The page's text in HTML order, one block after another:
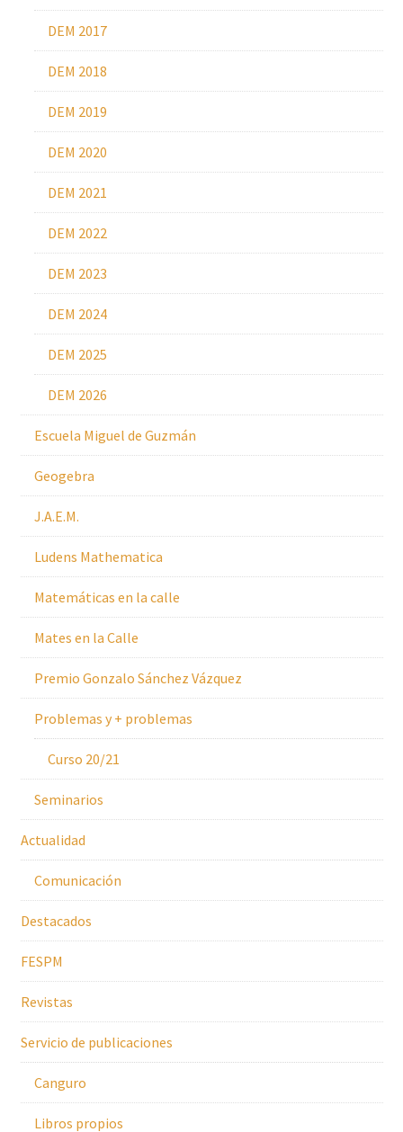
DEM 2017
DEM 2018
DEM 2019
DEM 2020
DEM 2021
DEM 2022
DEM 2023
DEM 2024
DEM 2025
DEM 2026
Escuela Miguel de Guzmán
Geogebra
J.A.E.M.
Ludens Mathematica
Matemáticas en la calle
Mates en la Calle
Premio Gonzalo Sánchez Vázquez
Problemas y + problemas
Curso 20/21
Seminarios
Actualidad
Comunicación
Destacados
FESPM
Revistas
Servicio de publicaciones
Canguro
Libros propios